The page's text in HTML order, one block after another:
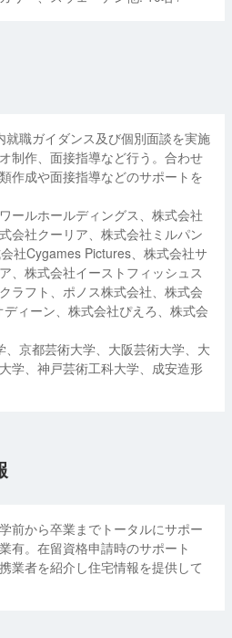
就職ガイダンス及び個別面談を実施
制作、面接指導など行う。合わせ
作成や面接指導などのサポートを
ールホールディングス、株式会社
会社クーリア、株式会社ミルパン
社Cygames Pictures、株式会社サ
、株式会社イーストフィッシュス
ラフト、ポノス株式会社、株式会
ィーン、株式会社ぴえろ、株式会
、京都芸術大学、大阪芸術大学、大
学、神戸芸術工科大学、成安造形
前から卒業までトータルにサポー
有。在留資格申請時のサポート
業者を紹介し住宅情報を提供して